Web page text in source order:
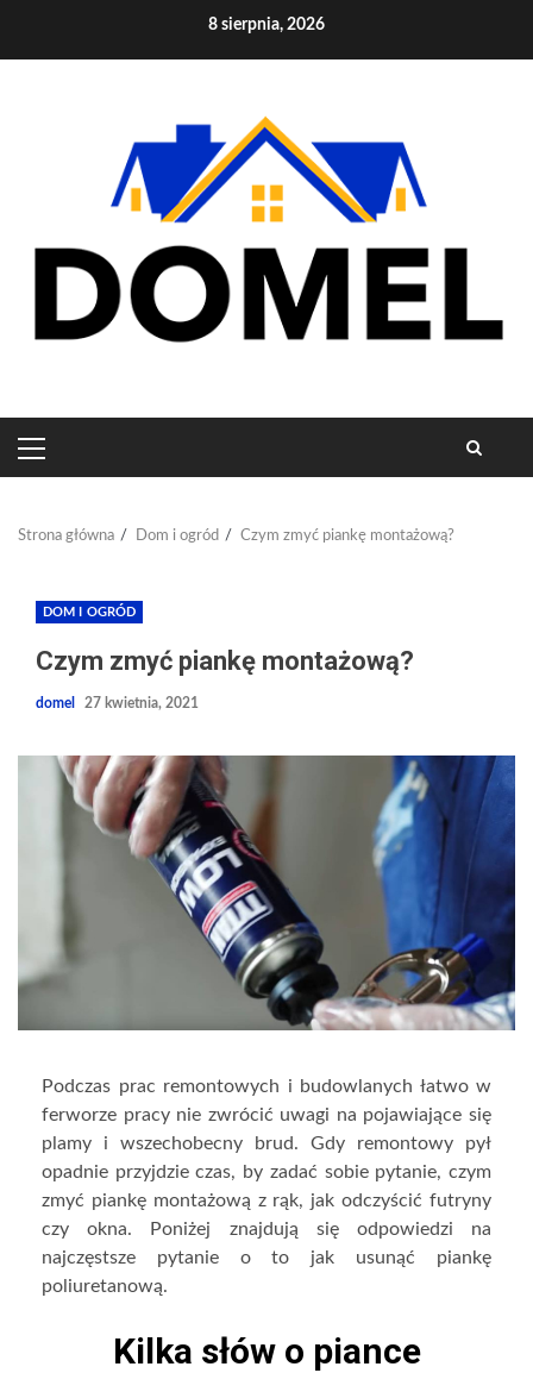
8 sierpnia, 2026
PRIMARY
MENU
Strona główna Dom i ogród Czym zmyć piankę montażową?
DOM I OGRÓD
Czym zmyć piankę montażową?
domel 27 kwietnia, 2021
Podczas prac remontowych i budowlanych łatwo w
ferworze pracy nie zwrócić uwagi na pojawiające się
plamy i wszechobecny brud. Gdy remontowy pył
opadnie przyjdzie czas, by zadać sobie pytanie, czym
zmyć piankę montażową z rąk, jak odczyścić futryny
czy okna. Poniżej znajdują się odpowiedzi na
najczęstsze pytanie o to jak usunąć piankę
poliuretanową.
Kilka słów o piance